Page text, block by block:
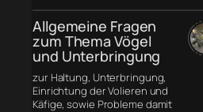
Allgemeine Fragen
zum Thema Vögel
und Unterbringung
zur Haltung, Unterbringung,
Einrichtung der Volieren und
Käfige, sowie Probleme damit